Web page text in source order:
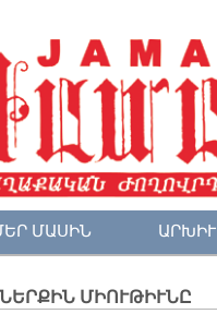
ՄԱՍԻՆ ԱՐԽԻՒ
ՄԻՈՒԹԻՒՆԸ